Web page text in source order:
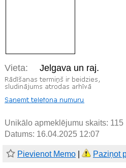
Vieta: Jelgava un raj.
Unikālo apmeklējumu skaits: 115
Datums: 16.04.2025 12:07
Pievienot Memo Paziņot